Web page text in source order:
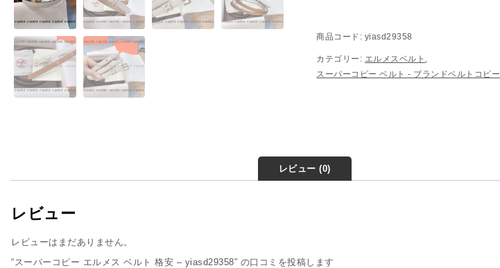
商品コード: yiasd29358
カテゴリー: エルメスベルト
スーパーコピー ベルト - ブランドベルトコピー
レビュー (0)
レビュー
レビューはまだありません。
“スーパーコピー エルメス ベルト 格安 – yiasd29358” の口コミを投稿します